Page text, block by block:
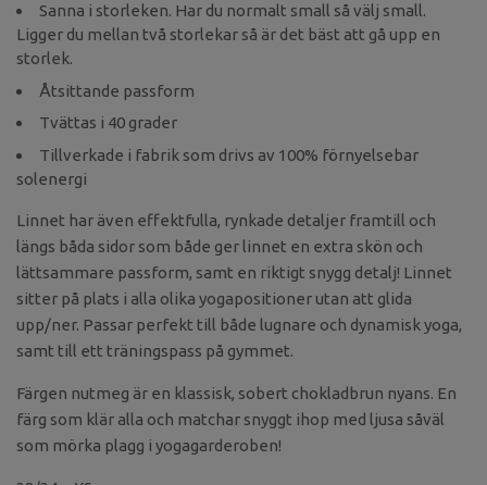
Sanna i storleken. Har du normalt small så välj small.
Ligger du mellan två storlekar så är det bäst att gå upp en
storlek.
Åtsittande passform
Tvättas i 40 grader
Tillverkade i fabrik som drivs av 100% förnyelsebar
solenergi
Linnet har även effektfulla, rynkade detaljer framtill och
längs båda sidor som både ger linnet en extra skön och
lättsammare passform, samt en riktigt snygg detalj! Linnet
sitter på plats i alla olika yogapositioner utan att glida
upp/ner. Passar perfekt till både lugnare och dynamisk yoga,
samt till ett träningspass på gymmet.
Färgen nutmeg är en klassisk, sobert chokladbrun nyans. En
färg som klär alla och matchar snyggt ihop med ljusa såväl
som mörka plagg i yogagarderoben!